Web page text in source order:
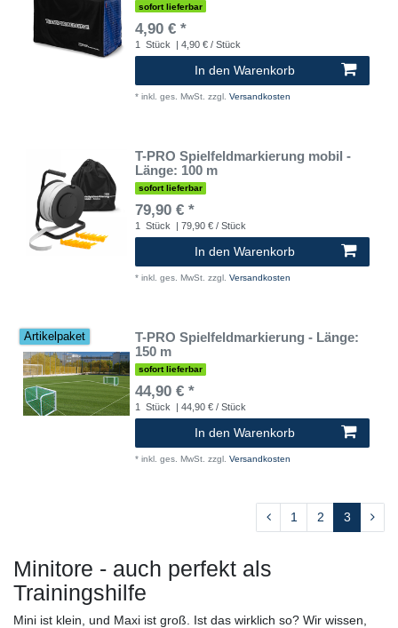
sofort lieferbar
4,90 € *
1 Stück | 4,90 € / Stück
In den Warenkorb
* inkl. ges. MwSt. zzgl. Versandkosten
T-PRO Spielfeldmarkierung mobil -
Länge: 100 m
sofort lieferbar
79,90 € *
1 Stück | 79,90 € / Stück
In den Warenkorb
* inkl. ges. MwSt. zzgl. Versandkosten
Artikelpaket
T-PRO Spielfeldmarkierung - Länge:
150 m
sofort lieferbar
44,90 € *
1 Stück | 44,90 € / Stück
In den Warenkorb
* inkl. ges. MwSt. zzgl. Versandkosten
1 2 3
Minitore - auch perfekt als
Trainingshilfe
Mini ist klein, und Maxi ist groß. Ist das wirklich so? Wir wissen,